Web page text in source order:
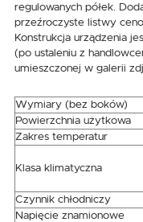
regulowanych półek.
przeźroczyste listwy
Konstrukcja urządzenia
(po ustaleniu z
umieszczonej w galerii
Wymiary (bez boków)
Powierzchnia użytkowa
Zakres temperatur
Klasa klimatyczna
Czynnik chłodniczy
Napięcie znamionowe